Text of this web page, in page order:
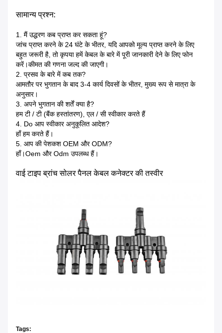
सामान्य प्रश्न:
1. मैं उद्धरण कब प्राप्त कर सकता हूं?
जांच प्राप्त करने के 24 घंटे के भीतर, यदि आपको मूल्य प्राप्त करने के लिए
बहुत जरूरी है, तो कृपया हमें केबल के बारे में पूरी जानकारी देने के लिए फोन
करें।कीमत की गणना जल्द की जाएगी।
2. प्रसव के बारे में कब तक?
आमतौर पर भुगतान के बाद 3-4 कार्य दिवसों के भीतर, मुख्य रूप से मात्रा के
अनुसार।
3. अपने भुगतान की शर्तें क्या है?
हम टी / टी (बैंक हस्तांतरण), एल / सी स्वीकार करते हैं
4. Do आप स्वीकार अनुकूलित आदेश?
हाँ हम करते हैं।
5. आप की पेशकश OEM और ODM?
हाँ।Oem और Odm उपलब्ध हैं।
वाई टाइप ब्रांच सोलर पैनल केबल कनेक्टर की तस्वीर
Tags: